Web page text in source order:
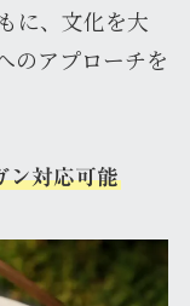
に、文化を大
のアプローチを
ン対応可能